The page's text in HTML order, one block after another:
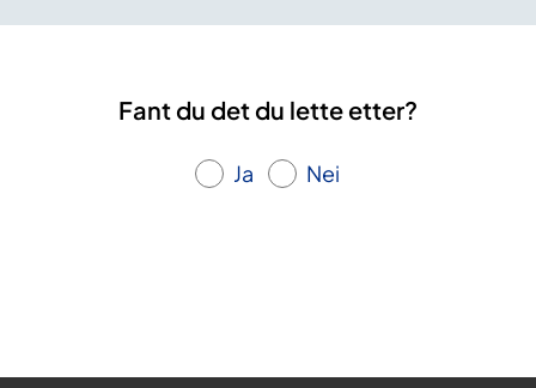
Fant du det du lette etter?
Ja Nei